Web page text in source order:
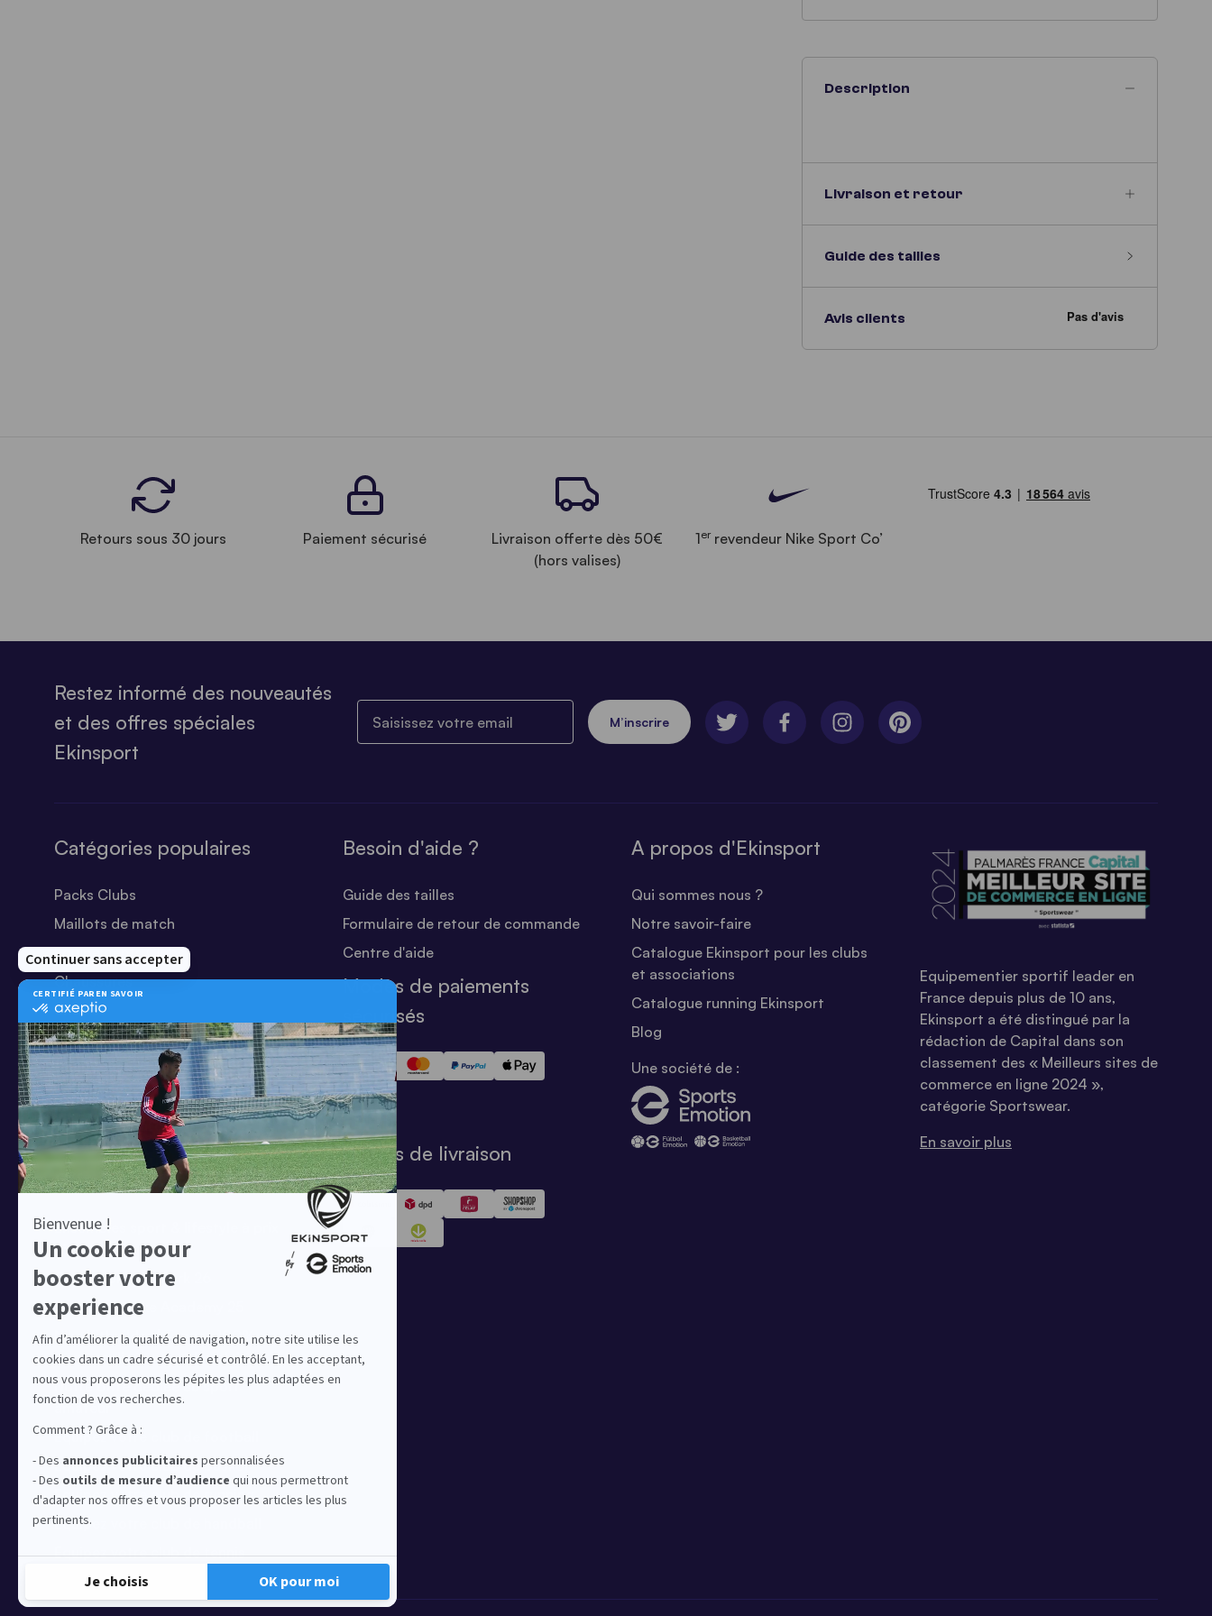
Description
Livraison et retour
Guide des tailles
Avis clients
Retours sous 30 jours Paiement sécurisé
Livraison offerte dès 50€
(hors valises)
1errevendeur Nike Sport Co’
Restez informé des nouveautés
et des offres spéciales
Ekinsport
M’inscrire
Catégories populaires
Packs Clubs
Maillots de match
Equipements Clubs
Chaussures
Shorts
Football
Chaussettes
T-shirts
Tenues de match
Offres clubs
Ensembles sport & lifestyle à prix
réduit
Collection Nike Park 26
Collection Nike Academy 25
Nike Kitbuilder | Tenues 100%
personnalisées pour les clubs
Notre offre dédiée au sport
amateur
Equipez votre club de football
Equipez votre club de basket
Equipez votre club de running
Equipez votre club de handball
Equipez votre club de tennis
Besoin d'aide ?
Guide des tailles
Formulaire de retour de commande
Centre d'aide
Modes de paiements
sécurisés
Modes de livraison
A propos d'Ekinsport
Qui sommes nous ?
Notre savoir-faire
Catalogue Ekinsport pour les clubs
et associations
Catalogue running Ekinsport
Blog
Une société de :
Equipementier sportif leader en
France depuis plus de 10 ans,
Ekinsport a été distingué par la
rédaction de Capital dans son
classement des « Meilleurs sites de
commerce en ligne 2024 »,
catégorie Sportswear.
En savoir plus